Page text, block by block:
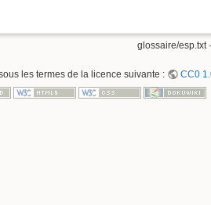
glossaire/esp.txt
les termes de la licence suivante : CC0